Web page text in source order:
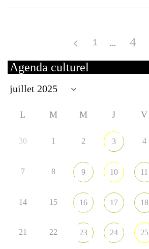
1 4
Agenda culturel
L M M J V
30 1 2 3 4
7 8 9 10 11
14 15 16 17 18
21 22 23 24 25